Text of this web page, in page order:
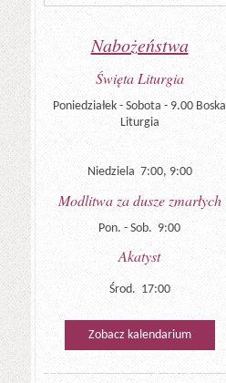
Nabożeństwa
Święta Liturgia
Poniedziałek - Sobota - 9.00 Boska
Liturgia
Niedziela 7:00, 9:00
Modlitwa za dusze zmarłych
Pon. - Sob. 9:00
Akatyst
Środ. 17:00
Zobacz kalendarium